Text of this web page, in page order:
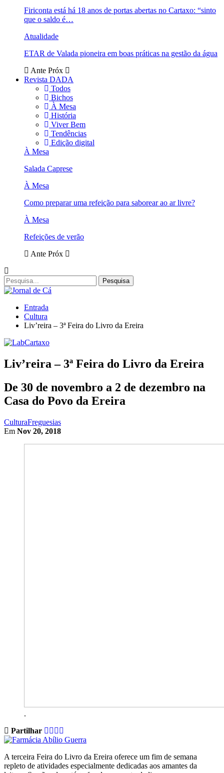
Firiconta está há 18 anos de portas abertas no Cartaxo: “sinto
que o saldo é…
Atualidade
ETAR de Valada pioneira em boas práticas na gestão da água
Ante Próx
Revista DADA
Todos
Bichos
À Mesa
História
Viver Bem
Tendências
Edição digital
À Mesa
Salada Caprese
À Mesa
Como preparar uma refeição para saborear ao ar livre?
À Mesa
Refeições de verão
Ante Próx
Entrada
Cultura
Liv’reira – 3ª Feira do Livro da Ereira
Liv’reira – 3ª Feira do Livro da Ereira
De 30 de novembro a 2 de dezembro na
Casa do Povo da Ereira
CulturaFreguesias
Em Nov 20, 2018
.
Partilhar
A terceira Feira do Livro da Ereira oferece um fim de semana
repleto de atividades especialmente dedicadas aos amantes da